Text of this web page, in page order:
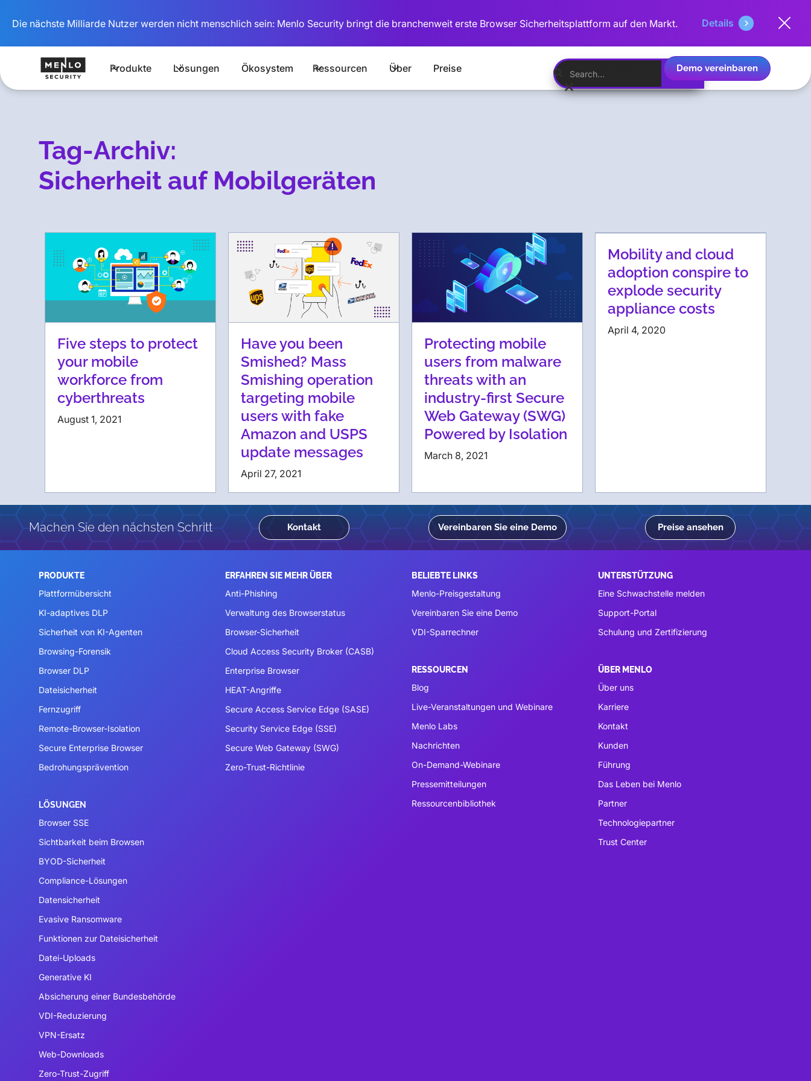
Die nächste Milliarde Nutzer werden nicht menschlich sein: Menlo Security bringt die branchenweit erste Browser Sicherheitsplattform auf den Markt. Details
Produkte Lösungen Ökosystem Ressourcen Über Preise Demo vereinbaren
Tag-Archiv:
Sicherheit auf Mobilgeräten
Five steps to protect
your mobile
workforce from
cyberthreats
August 1, 2021
Have you been
Smished? Mass
Smishing operation
targeting mobile
users with fake
Amazon and USPS
update messages
April 27, 2021
Protecting mobile
users from malware
threats with an
industry-first Secure
Web Gateway (SWG)
Powered by Isolation
March 8, 2021
Mobility and cloud
adoption conspire to
explode security
appliance costs
April 4, 2020
Machen Sie den nächsten Schritt Kontakt Vereinbaren Sie eine Demo Preise ansehen
PRODUKTE
Plattformübersicht
KI-adaptives DLP
Sicherheit von KI-Agenten
Browsing-Forensik
Browser DLP
Dateisicherheit
Fernzugriff
Remote-Browser-Isolation
Secure Enterprise Browser
Bedrohungsprävention
LÖSUNGEN
Browser SSE
Sichtbarkeit beim Browsen
BYOD-Sicherheit
Compliance-Lösungen
Datensicherheit
Evasive Ransomware
Funktionen zur Dateisicherheit
Datei-Uploads
Generative KI
Absicherung einer Bundesbehörde
VDI-Reduzierung
VPN-Ersatz
Web-Downloads
Zero-Trust-Zugriff
ERFAHREN SIE MEHR ÜBER
Anti-Phishing
Verwaltung des Browserstatus
Browser-Sicherheit
Cloud Access Security Broker (CASB)
Enterprise Browser
HEAT-Angriffe
Secure Access Service Edge (SASE)
Security Service Edge (SSE)
Secure Web Gateway (SWG)
Zero-Trust-Richtlinie
BELIEBTE LINKS
Menlo-Preisgestaltung
Vereinbaren Sie eine Demo
VDI-Sparrechner
RESSOURCEN
Blog
Live-Veranstaltungen und Webinare
Menlo Labs
Nachrichten
On-Demand-Webinare
Pressemitteilungen
Ressourcenbibliothek
UNTERSTÜTZUNG
Eine Schwachstelle melden
Support-Portal
Schulung und Zertifizierung
ÜBER MENLO
Über uns
Karriere
Kontakt
Kunden
Führung
Das Leben bei Menlo
Partner
Technologiepartner
Trust Center